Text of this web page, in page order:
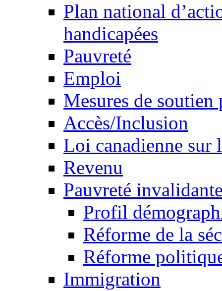
Plan national
handicapées
Pauvreté
Emploi
Mesures de soutien
Accès/Inclusion
Loi canadienne sur
Revenu
Pauvreté
Profil
Réforme de la
Réforme
Immigration